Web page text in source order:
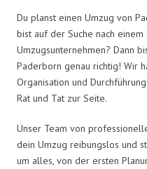
Du planst einen Umzug von
bist auf der Suche nach einem
Umzugsunternehmen? Dann
Paderborn genau richtig! Wir
Organisation und
Rat und Tat zur Seite.
Unser Team von
dein Umzug reibungslos und
um alles, von der ersten